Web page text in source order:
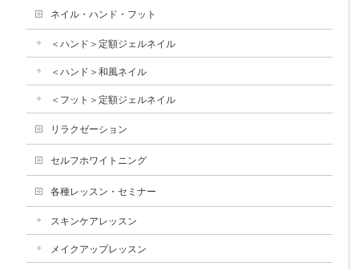
ネイル・ハンド・フット
＜ハンド＞定額ジェルネイル
＜ハンド＞和風ネイル
＜フット＞定額ジェルネイル
リラクゼーション
セルフホワイトニング
各種レッスン・セミナー
スキンケアレッスン
メイクアップレッスン